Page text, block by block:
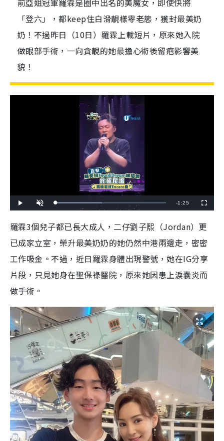
前亞姐冠軍羅霖是圈中出名的美魔女，即使快將
「登六」，都keep住白滑靚樣零老態，獲封最美奶
奶！不過昨日（10日）羅霖上載短片，原來她入院
做眼部手術，一向貪靚的她最擔心術後留疤影響美
貌！
l
n
t
e
L
o
e
d
4
2
3
5
R
a
i
n
n
g
T
-1:25
u
e
e
羅霖3個兒子都已長大成人，二仔劉子熙（Jordan）更
已成家立室，榮升最美奶奶的她仍然中港兩邊走，密密
工作吸金。不過，近日羅霖身體出現警號，她在IG分享
片段，只見她身在聖保祿醫院，原來她因患上淚囊炎而
做手術。